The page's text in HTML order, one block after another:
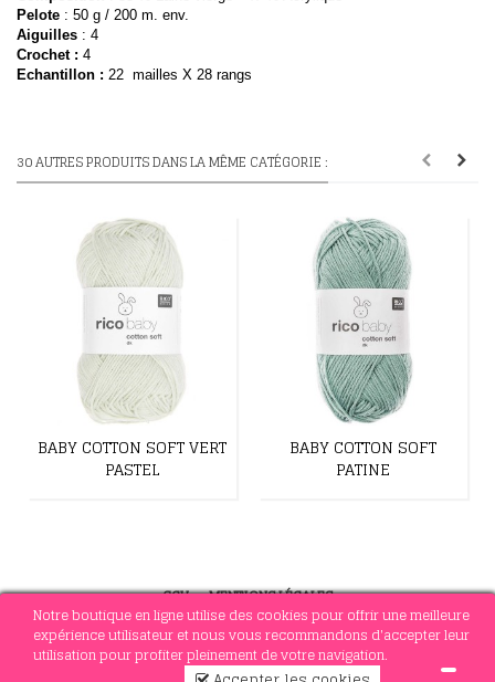
Notre boutique en ligne utilise des cookies pour offrir une meilleure
expérience utilisateur et nous vous recommandons d'accepter leur
utilisation pour profiter pleinement de votre navigation.
Pelote : 50 g / 200 m. env.
Aiguilles : 4
Crochet : 4
Echantillon : 22 mailles X 28 rangs
30 AUTRES PRODUITS DANS LA MÊME CATÉGORIE :
BABY COTTON SOFT VERT
PASTEL
BABY COTTON SOFT
PATINE
CGV-MENTIONS LÉGALES
© 2021 MERCERIE SOTTEJEAU